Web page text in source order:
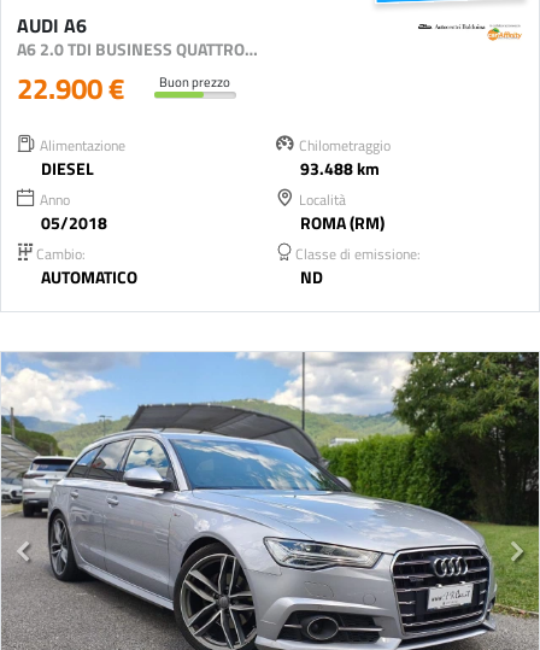
AUDI A6
A6 2.0 TDI BUSINESS QUATTRO 190CV S-TRONIC
22.900 € Buon prezzo
Alimentazione
DIESEL
Chilometraggio
93.488 km
Anno
05/2018
Località
ROMA (RM)
Cambio:
AUTOMATICO
Classe di emissione:
ND